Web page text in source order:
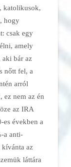
katolikusok,
hogy
csak egy
amely
aki bár az
nőtt fel, a
arról
ez nem az én
az IRA
es években a
a anti-
kívánta az
láttára